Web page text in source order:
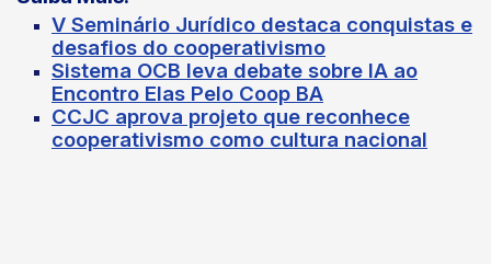
V Seminário Jurídico destaca conquistas e
desafios do cooperativismo
Sistema OCB leva debate sobre IA ao
Encontro Elas Pelo Coop BA
CCJC aprova projeto que reconhece
cooperativismo como cultura nacional